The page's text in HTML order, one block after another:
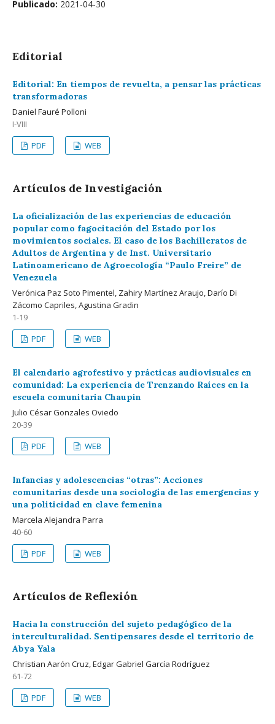
Publicado: 2021-04-30
Editorial
Editorial: En tiempos de revuelta, a pensar las prácticas
transformadoras
Daniel Fauré Polloni
I-VIII
PDF
WEB
Artículos de Investigación
La oficialización de las experiencias de educación
popular como fagocitación del Estado por los
movimientos sociales. El caso de los Bachilleratos de
Adultos de Argentina y de Inst. Universitario
Latinoamericano de Agroecología “Paulo Freire” de
Venezuela
Verónica Paz Soto Pimentel, Zahiry Martínez Araujo, Darío Di
Zácomo Capriles, Agustina Gradin
1-19
PDF
WEB
El calendario agrofestivo y prácticas audiovisuales en
comunidad: La experiencia de Trenzando Raíces en la
escuela comunitaria Chaupin
Julio César Gonzales Oviedo
20-39
PDF
WEB
Infancias y adolescencias “otras”: Acciones
comunitarias desde una sociología de las emergencias y
una politicidad en clave femenina
Marcela Alejandra Parra
40-60
PDF
WEB
Artículos de Reflexión
Hacia la construcción del sujeto pedagógico de la
interculturalidad. Sentipensares desde el territorio de
Abya Yala
Christian Aarón Cruz, Edgar Gabriel García Rodríguez
61-72
PDF
WEB